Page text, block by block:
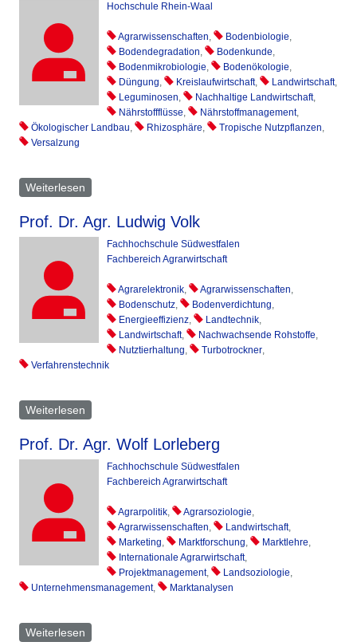
Hochschule Rhein-Waal
Agrarwissenschaften, Bodenbiologie,
Bodendegradation, Bodenkunde,
Bodenmikrobiologie, Bodenökologie,
Düngung, Kreislaufwirtschaft, Landwirtschaft,
Leguminosen, Nachhaltige Landwirtschaft,
Nährstoffflüsse, Nährstoffmanagement,
Ökologischer Landbau, Rhizosphäre, Tropische Nutzpflanzen,
Versalzung
Weiterlesen
Prof. Dr. Agr. Ludwig Volk
Fachhochschule Südwestfalen
Fachbereich Agrarwirtschaft
Agrarelektronik, Agrarwissenschaften,
Bodenschutz, Bodenverdichtung,
Energieeffizienz, Landtechnik,
Landwirtschaft, Nachwachsende Rohstoffe,
Nutztierhaltung, Turbotrockner,
Verfahrenstechnik
Weiterlesen
Prof. Dr. Agr. Wolf Lorleberg
Fachhochschule Südwestfalen
Fachbereich Agrarwirtschaft
Agrarpolitik, Agrarsoziologie,
Agrarwissenschaften, Landwirtschaft,
Marketing, Marktforschung, Marktlehre,
Internationale Agrarwirtschaft,
Projektmanagement, Landsoziologie,
Unternehmensmanagement, Marktanalysen
Weiterlesen